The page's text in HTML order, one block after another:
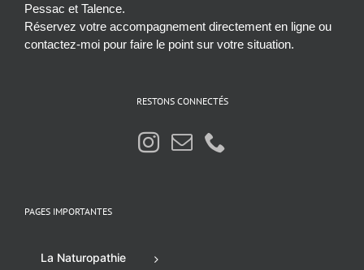
Pessac et Talence.
Réservez votre accompagnement directement en ligne ou
contactez-moi pour faire le point sur votre situation.
RESTONS CONNECTÉS
PAGES IMPORTANTES
La Naturopathie